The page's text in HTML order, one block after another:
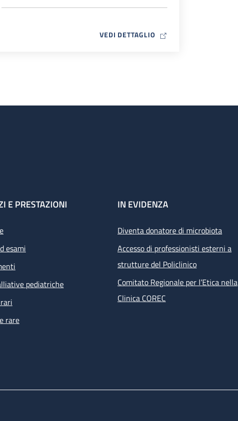
VEDI DETTAGLIOMAP ICON
E PRESTAZIONI
esami
pediatriche
rare
IN EVIDENZA
Diventa donatore di microbiota
Accesso di professionisti esterni a
strutture del Policlinico
Comitato Regionale per l’Etica nella
Clinica COREC